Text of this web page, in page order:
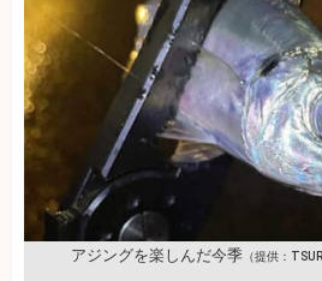
アジングを楽しんだ今季（提供：